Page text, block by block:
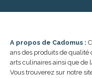
A propos de Cadomus :
ans des produits de qualité
arts culinaires ainsi que de
Vous trouverez sur notre